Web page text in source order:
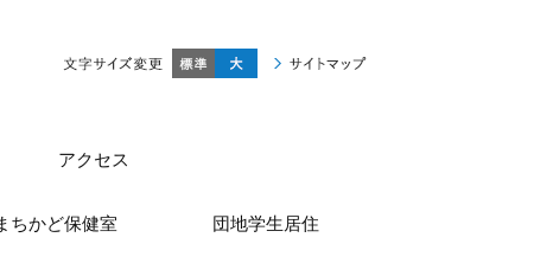
アクセス
ちかど保健室 団地学生居住